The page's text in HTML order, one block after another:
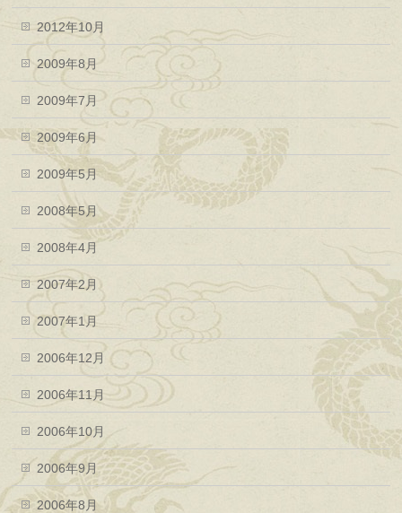
2012年10月
2009年8月
2009年7月
2009年6月
2009年5月
2008年5月
2008年4月
2007年2月
2007年1月
2006年12月
2006年11月
2006年10月
2006年9月
2006年8月